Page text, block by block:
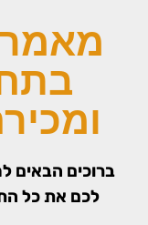
ברוכים הבאים
לכם את כל